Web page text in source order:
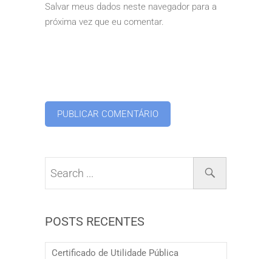
Salvar meus dados neste navegador para a
próxima vez que eu comentar.
POSTS RECENTES
Certificado de Utilidade Pública